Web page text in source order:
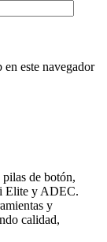
este navegador
pilas de botón,
Elite y ADEC.
y
calidad,